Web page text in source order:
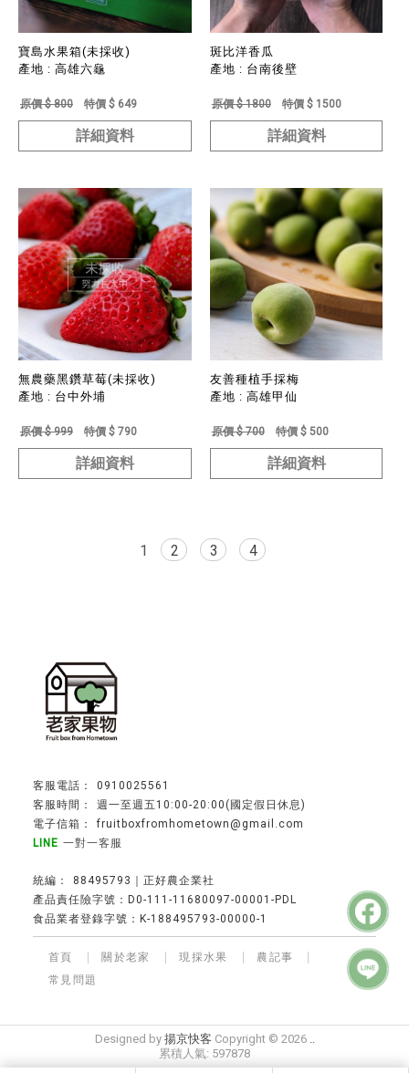
寶島水果箱(未採收)
產地 : 高雄六龜
原價 $ 800 特價 $ 649
詳細資料
斑比洋香瓜
產地 : 台南後壁
原價 $ 1800 特價 $ 1500
詳細資料
無農藥黑鑽草莓(未採收)
產地 : 台中外埔
原價 $ 999 特價 $ 790
詳細資料
友善種植手採梅
產地 : 高雄甲仙
原價 $ 700 特價 $ 500
詳細資料
1 2 3 4
0910025561
週一至週五10:00-20:00(國定假日休息)
fruitboxfromhometown@gmail.com
一對一客服
88495793｜正好農企業社
產品責任險字號：D0-111-11680097-00001-PDL
食品業者登錄字號：K-188495793-00000-1
首頁 關於老家 現採水果
農記事
常見問題
水果禮盒 水果禮盒專賣 網購水果推薦
Designed by 揚京快客 Copyright © 2026
累積人氣: 597878